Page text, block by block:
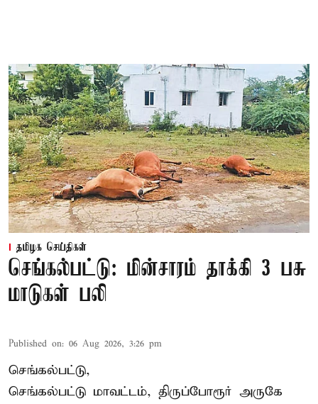
தமிழக செய்திகள்
செங்கல்பட்டு: மின்சாரம் தாக்கி 3 பசு
மாடுகள் பலி
Published on: 06 Aug 2026, 3:26 pm
செங்கல்பட்டு,
செங்கல்பட்டு மாவட்டம், திருப்போரூர் அருகே